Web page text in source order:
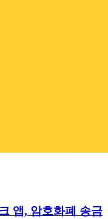
앱, 암호화폐 송금